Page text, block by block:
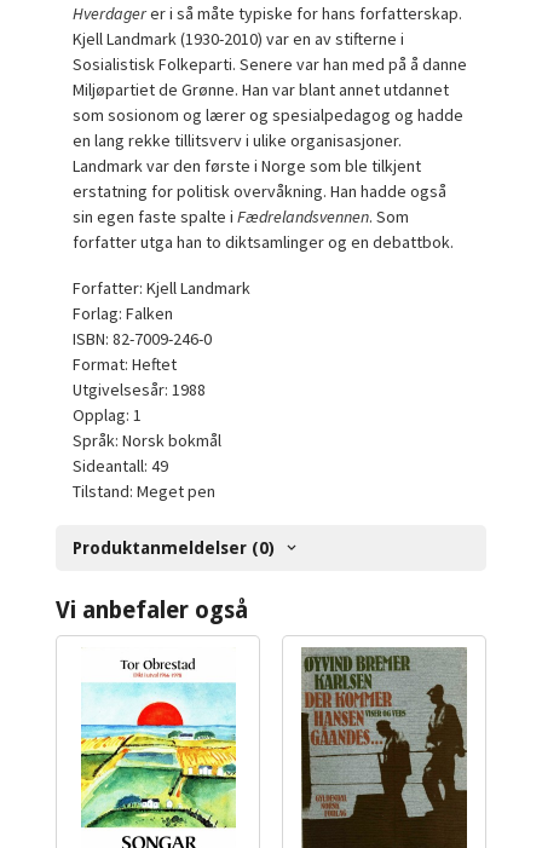
Hverdagerer i så måte typiske for hans forfatterskap.
Kjell Landmark (1930-2010) var en av stifterne i
Sosialistisk Folkeparti. Senere var han med på å danne
Miljøpartiet de Grønne. Han var blant annet utdannet
som sosionom og lærer og spesialpedagog og hadde
en lang rekke tillitsverv i ulike organisasjoner.
Landmark var den første i Norge som ble tilkjent
erstatning for politisk overvåkning. Han hadde også
sin egen faste spalte iFædrelandsvennen. Som
forfatter utga han to diktsamlinger og en debattbok.
Forfatter: Kjell Landmark
Forlag: Falken
ISBN: 82-7009-246-0
Format: Heftet
Utgivelsesår: 1988
Opplag: 1
Språk: Norsk bokmål
Sideantall: 49
Tilstand: Meget pen
Produktanmeldelser (0)
Vi anbefaler også